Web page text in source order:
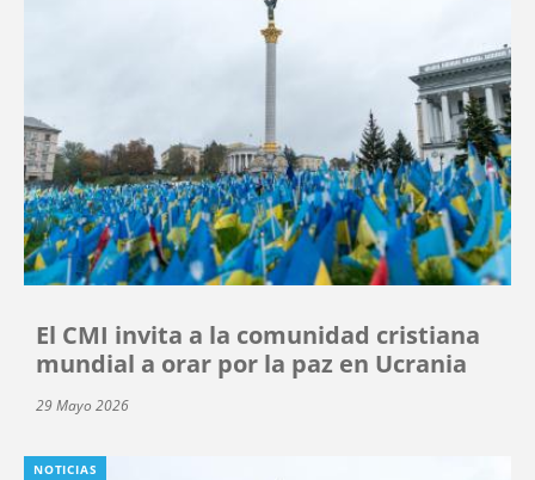
El CMI invita a la comunidad cristiana
mundial a orar por la paz en Ucrania
29 Mayo 2026
NOTICIAS